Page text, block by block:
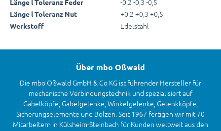
Länge l Toleranz Feder
Länge l Toleranz Nut +0,2 +0,3 +0,5
Werkstoff Edelstahl
Über mbo Oßwald
Die mbo Oßwald GmbH & Co KG ist führender Hersteller für
mechanische Verbindungstechnik und spezialisiert auf
Gabelköpfe, Gabelgelenke, Winkelgelenke, Gelenkköpfe,
Sicherungselemente und Bolzen. Seit 1967 fertigen wir mit 70
Mitarbeitern in Külsheim-Steinbach für Kunden weltweit aus den